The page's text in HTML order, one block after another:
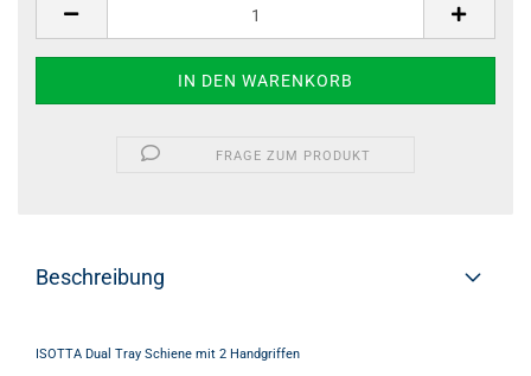
FRAGE ZUM PRODUKT
Beschreibung
ISOTTA Dual Tray Schiene mit 2 Handgriffen